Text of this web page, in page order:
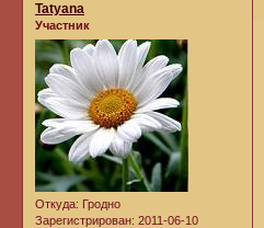
Tatyana
Участник
Откуда: Гродно
Зарегистрирован: 2011-06-10